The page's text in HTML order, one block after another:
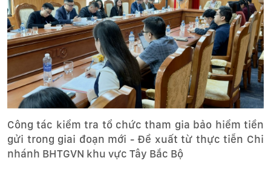
Công tác kiểm tra tổ chức tham gia bảo hiểm tiền
gửi trong giai đoạn mới - Đề xuất từ thực tiễn Chi
nhánh BHTGVN khu vực Tây Bắc Bộ